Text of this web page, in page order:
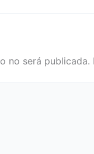
no será publicada.